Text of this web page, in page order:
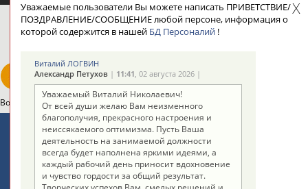
ЦЕЛИ ПРОЕКТА КОНТАКТЫ НАШИ КНОПКИ
Вопросы сотрудничества и совместной деятельности
Стадион, 1998-2026
Адресов в новостной рассылке: 996
Подпишись
Уважаемые пользователи Вы можете написать ПРИВЕТСТВИЕ/
ПОЗДРАВЛЕНИЕ/СООБЩЕНИЕ любой персоне, информация о
которой содержится в нашей БД Персоналий!
Виталий ЛОГВИН
Александр Петухов| 11:41, 02 августа 2026 |
Уважаемый Виталий Николаевич!
От всей души желаю Вам неизменного
благополучия, прекрасного настроения и
неиссякаемого оптимизма. Пусть Ваша
деятельность на занимаемой должности
всегда будет наполнена яркими идеями, а
каждый рабочий день приносит вдохновение
и чувство гордости за общий результат.